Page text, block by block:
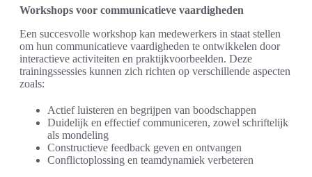
Workshops voor communicatieve vaardigheden
Een succesvolle workshop kan medewerkers in staat stellen
om hun communicatieve vaardigheden te ontwikkelen door
interactieve activiteiten en praktijkvoorbeelden. Deze
trainingssessies kunnen zich richten op verschillende aspecten
zoals:
Actief luisteren en begrijpen van boodschappen
Duidelijk en effectief communiceren, zowel schriftelijk
als mondeling
Constructieve feedback geven en ontvangen
Conflictoplossing en teamdynamiek verbeteren